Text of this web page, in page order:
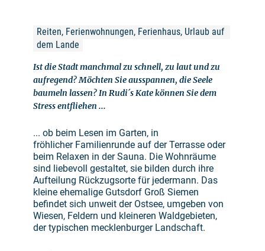
Reiten, Ferienwohnungen, Ferienhaus, Urlaub auf
dem Lande
Ist die Stadt manchmal zu schnell, zu laut und zu
aufregend? Möchten Sie ausspannen, die Seele
baumeln lassen? In Rudi´s Kate können Sie dem
Stress entfliehen ...
... ob beim Lesen im Garten, in
fröhlicher Familienrunde auf der Terrasse oder
beim Relaxen in der Sauna. Die Wohnräume
sind liebevoll gestaltet, sie bilden durch ihre
Aufteilung Rückzugsorte für jedermann. Das
kleine ehemalige Gutsdorf Groß Siemen
befindet sich unweit der Ostsee, umgeben von
Wiesen, Feldern und kleineren Waldgebieten,
der typischen mecklenburger Landschaft.